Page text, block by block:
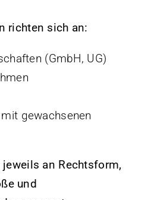
richten sich an:
(GmbH, UG)
gewachsenen
an Rechtsform,
und